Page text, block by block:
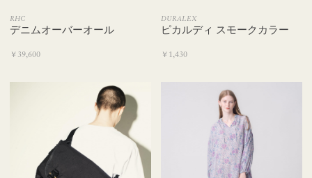
RHC
デニムオーバーオール
￥39,600
DURALEX
ピカルディ スモークカラー
￥1,430